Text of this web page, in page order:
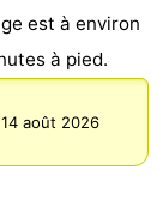
est à environ
à pied.
août 2026